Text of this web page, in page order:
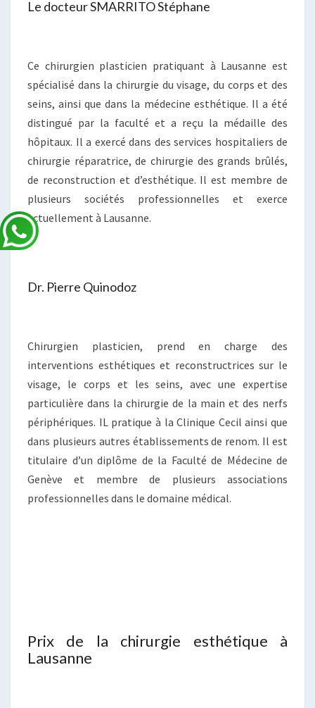
Le docteur SMARRITO Stéphane
Ce chirurgien plasticien pratiquant à Lausanne est
spécialisé dans la chirurgie du visage, du corps et des
seins, ainsi que dans la médecine esthétique. Il a été
distingué par la faculté et a reçu la médaille des
hôpitaux. Il a exercé dans des services hospitaliers de
chirurgie réparatrice, de chirurgie des grands brûlés,
de reconstruction et d’esthétique. Il est membre de
plusieurs sociétés professionnelles et exerce
actuellement à Lausanne.
Dr. Pierre Quinodoz
Chirurgien plasticien, prend en charge des
interventions esthétiques et reconstructrices sur le
visage, le corps et les seins, avec une expertise
particulière dans la chirurgie de la main et des nerfs
périphériques. IL pratique à la Clinique Cecil ainsi que
dans plusieurs autres établissements de renom. Il est
titulaire d’un diplôme de la Faculté de Médecine de
Genève et membre de plusieurs associations
professionnelles dans le domaine médical.
Prix de la chirurgie esthétique à
Lausanne